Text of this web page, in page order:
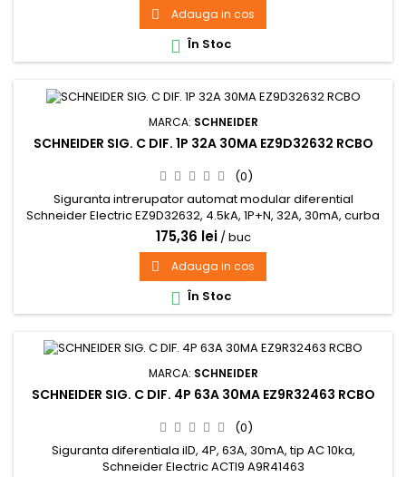
 Adauga in cos
 În Stoc
MARCA: SCHNEIDER
SCHNEIDER SIG. C DIF. 1P 32A 30MA EZ9D32632 RCBO
(0)
Siguranta intrerupator automat modular diferential
Schneider Electric EZ9D32632, 4.5kA, 1P+N, 32A, 30mA, curba
C
175,36 lei / buc
 Adauga in cos
 În Stoc
MARCA: SCHNEIDER
SCHNEIDER SIG. C DIF. 4P 63A 30MA EZ9R32463 RCBO
(0)
Siguranta diferentiala iID, 4P, 63A, 30mA, tip AC 10ka,
Schneider Electric ACTI9 A9R41463